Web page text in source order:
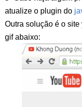
atualize o plugin do
Outra solução é o
gif abaixo: